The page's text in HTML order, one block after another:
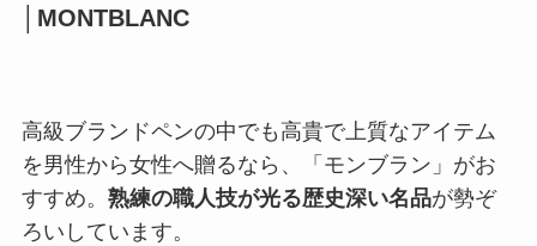
│MONTBLANC
高級ブランドペンの中でも高貴で上質なアイテム
を男性から女性へ贈るなら、「モンブラン」がお
すすめ。 熟練の職人技が光る歴史深い名品が勢ぞ
ろいしています。